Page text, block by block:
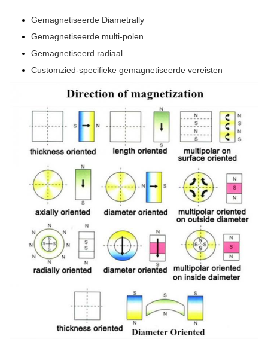
Gemagnetiseerde Diametrally
Gemagnetiseerde multi-polen
Gemagnetiseerd radiaal
Customzied-specifieke gemagnetiseerde vereisten